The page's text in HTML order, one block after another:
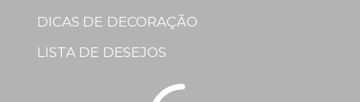
DICAS DE DECORAÇÃO
LISTA DE DESEJOS